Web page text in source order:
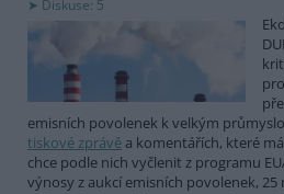
Diskuse: 5
emisních povolenek k velkým
tiskové zprávě a komentářích, které
chce podle nich vyčlenit z programu
výnosy z aukcí emisních povolenek,